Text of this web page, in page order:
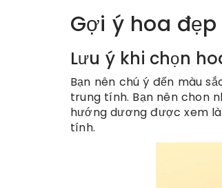
Gợi ý hoa
Lưu ý khi chọn
Bạn nên chú ý đến màu
trung tính. Bạn nên chon
hướng dương được xem
tính.